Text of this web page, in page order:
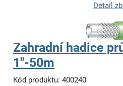
Detail
Zahradní hadice
1"-50m
Kód produktu: 400240